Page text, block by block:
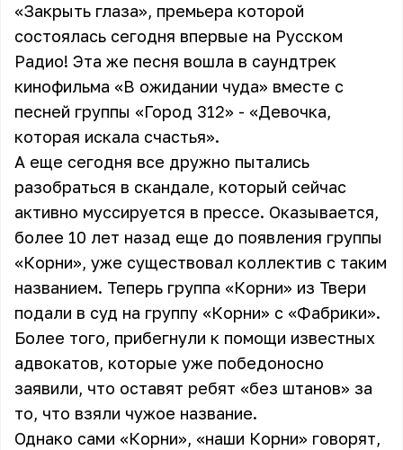
«Закрыть глаза», премьера которой
состоялась сегодня впервые на Русском
Радио! Эта же песня вошла в саундтрек
кинофильма «В ожидании чуда» вместе с
песней группы «Город 312» - «Девочка,
которая искала счастья».
А еще сегодня все дружно пытались
разобраться в скандале, который сейчас
активно муссируется в прессе. Оказывается,
более 10 лет назад еще до появления группы
«Корни», уже существовал коллектив с таким
названием. Теперь группа «Корни» из Твери
подали в суд на группу «Корни» с «Фабрики».
Более того, прибегнули к помощи известных
адвокатов, которые уже победоносно
заявили, что оставят ребят «без штанов» за
то, что взяли чужое название.
Однако сами «Корни», «наши Корни» говорят,